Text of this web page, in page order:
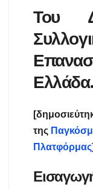
Του
Ελλάδα.
της
Πλατφόρμας]